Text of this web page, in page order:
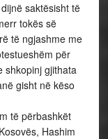
saktësisht të
tokës së
të ngjashme me
për
shkopinj gjithata
gisht në këso
të përbashkët
Hashim